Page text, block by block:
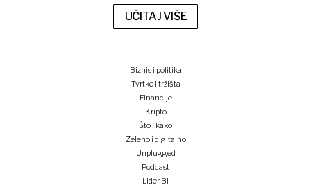
UČITAJ VIŠE
Biznis i politika
Tvrtke i tržišta
Financije
Kripto
Što i kako
Zeleno i digitalno
Unplugged
Podcast
Lider BI